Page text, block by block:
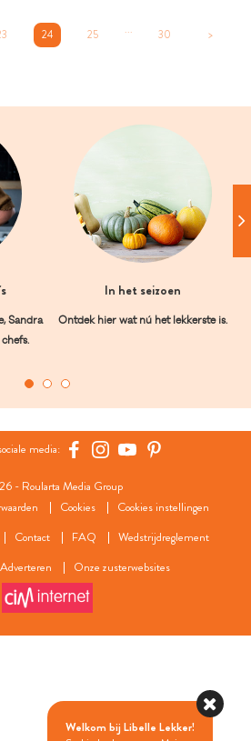
24 25 ... 30 >
Sandra
In het seizoen
Ontdek hier wat nú het lekkerste is.
media:
- Roularta Media Group
Cookies
Cookies instellingen
Contact FAQ
Wedstrijdreglement
Adverteren Onze zusterwebsites
Welkom bij Libelle Lekker!